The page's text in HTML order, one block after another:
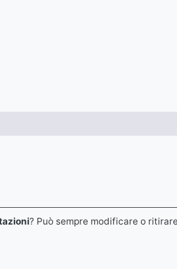
? Può sempre modificare o